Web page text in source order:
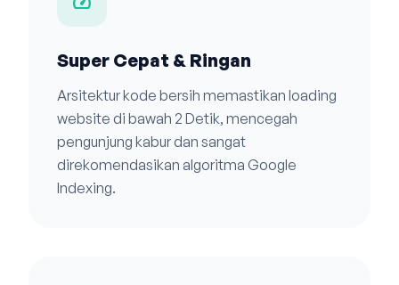
Super Cepat & Ringan
Arsitektur kode bersih memastikan loading
website di bawah 2 Detik, mencegah
pengunjung kabur dan sangat
direkomendasikan algoritma Google
Indexing.